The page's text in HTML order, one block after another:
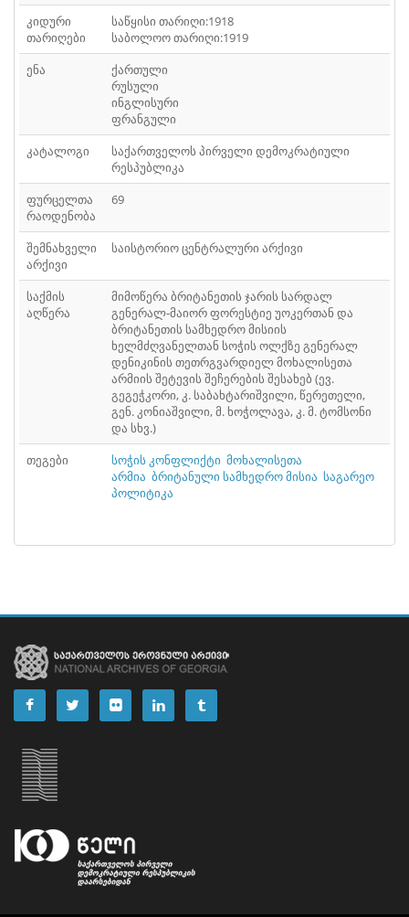
ᲤᲐᲘᲚᲘ 40
41
42
ᲤᲐᲘᲚᲘ
ᲤᲐᲘᲚᲘ 46
47
48
49
50
ᲤᲐᲘᲚᲘ 51
52
ᲤᲐᲘᲚᲘ 57
ᲤᲐᲘᲚᲘ
ᲤᲐᲘᲚᲘ 62
კიდური
თარიღები
საწყისი თარიღი:1918
საბოლოო თარიღი:1919
ენა
ქართული
რუსული
ინგლისური
ფრანგული
კატალოგი
საქართველოს პირველი დემოკრატიული
რესპუბლიკა
ფურცელთა
რაოდენობა
69
შემნახველი
არქივი
საისტორიო ცენტრალური არქივი
საქმის
აღწერა
მიმოწერა ბრიტანეთის ჯარის სარდალ
გენერალ-მაიორ ფორესტიე უოკერთან და
ბრიტანეთის სამხედრო მისიის
ხელმძღვანელთან სოჭის ოლქზე გენერალ
დენიკინის თეთრგვარდიელ მოხალისეთა
არმიის შეტევის შეჩერების შესახებ (ევ.
გეგეჭკორი, კ. საბახტარიშვილი, წერეთელი,
გენ. კონიაშვილი, მ. ხოჭოლავა, კ. მ. ტომსონი
და სხვ.)
თეგები
სოჭის კონფლიქტი მოხალისეთა
არმია ბრიტანული სამხედრო მისია საგარეო
პოლიტიკა